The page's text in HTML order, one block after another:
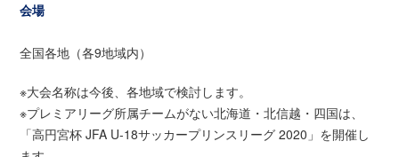
会場
全国各地（各9地域内）
※大会名称は今後、各地域で検討します。
※プレミアリーグ所属チームがない北海道・北信越・四国は、
「高円宮杯 JFA U-18サッカープリンスリーグ 2020」を開催し